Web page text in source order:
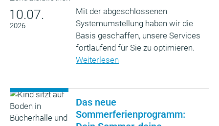
10.07.
2026
Mit der abgeschlossenen
Systemumstellung haben wir die
Basis geschaffen, unsere Services
fortlaufend für Sie zu optimieren.
Weiterlesen
Das neue
Sommerferienprogramm: